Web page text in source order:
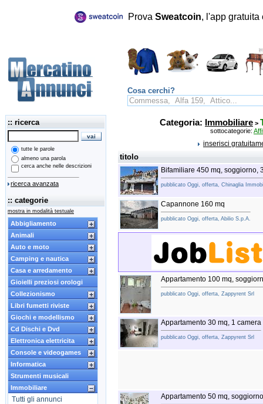
Prova Sweatcoin, l'app
Cosa cerchi?
:: ricerca
tutte le parole
almeno una parola
cerca anche nelle descrizioni
ricerca avanzata
:: categorie
mostra in modalità testuale
Abbigliamento
Animali
Auto e moto
Camping e nautica
Casa e arredamento
Gioielli preziosi orologi
Collezionismo
Libri fumetti riviste
Giochi e modellismo
Cd Dischi e Dvd
Elettronica elettricita
Console e videogames
Informatica
Strumenti musicali
Immobiliare
Tutti gli annunci
Categoria: Immobiliare >
sottocategorie:
inserisci
titolo
Bifamiliare 450 mq, soggiorno,
pubblicato Oggi, offerta, Chinaglia
Capannone 160 mq
pubblicato Oggi, offerta, Abilio S.p.A.
Appartamento 100 mq,
pubblicato Oggi, offerta, Zappyrent Srl
Appartamento 30 mq, 1 camera
pubblicato Oggi, offerta, Zappyrent Srl
Appartamento 50 mq,